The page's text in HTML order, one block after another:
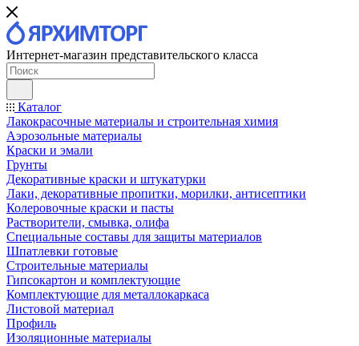
Интернет-магазин представительского класса
Каталог
Лакокрасочные материалы и строительная химия
Аэрозольные материалы
Краски и эмали
Грунты
Декоративные краски и штукатурки
Лаки, декоративные пропитки, морилки, антисептики
Колеровочные краски и пасты
Растворители, смывка, олифа
Специальные составы для защиты материалов
Шпатлевки готовые
Строительные материалы
Гипсокартон и комплектующие
Комплектующие для металлокаркаса
Листовой материал
Профиль
Изоляционные материалы